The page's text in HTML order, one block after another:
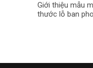
Giới thiệu mẫu
thước lỗ ban